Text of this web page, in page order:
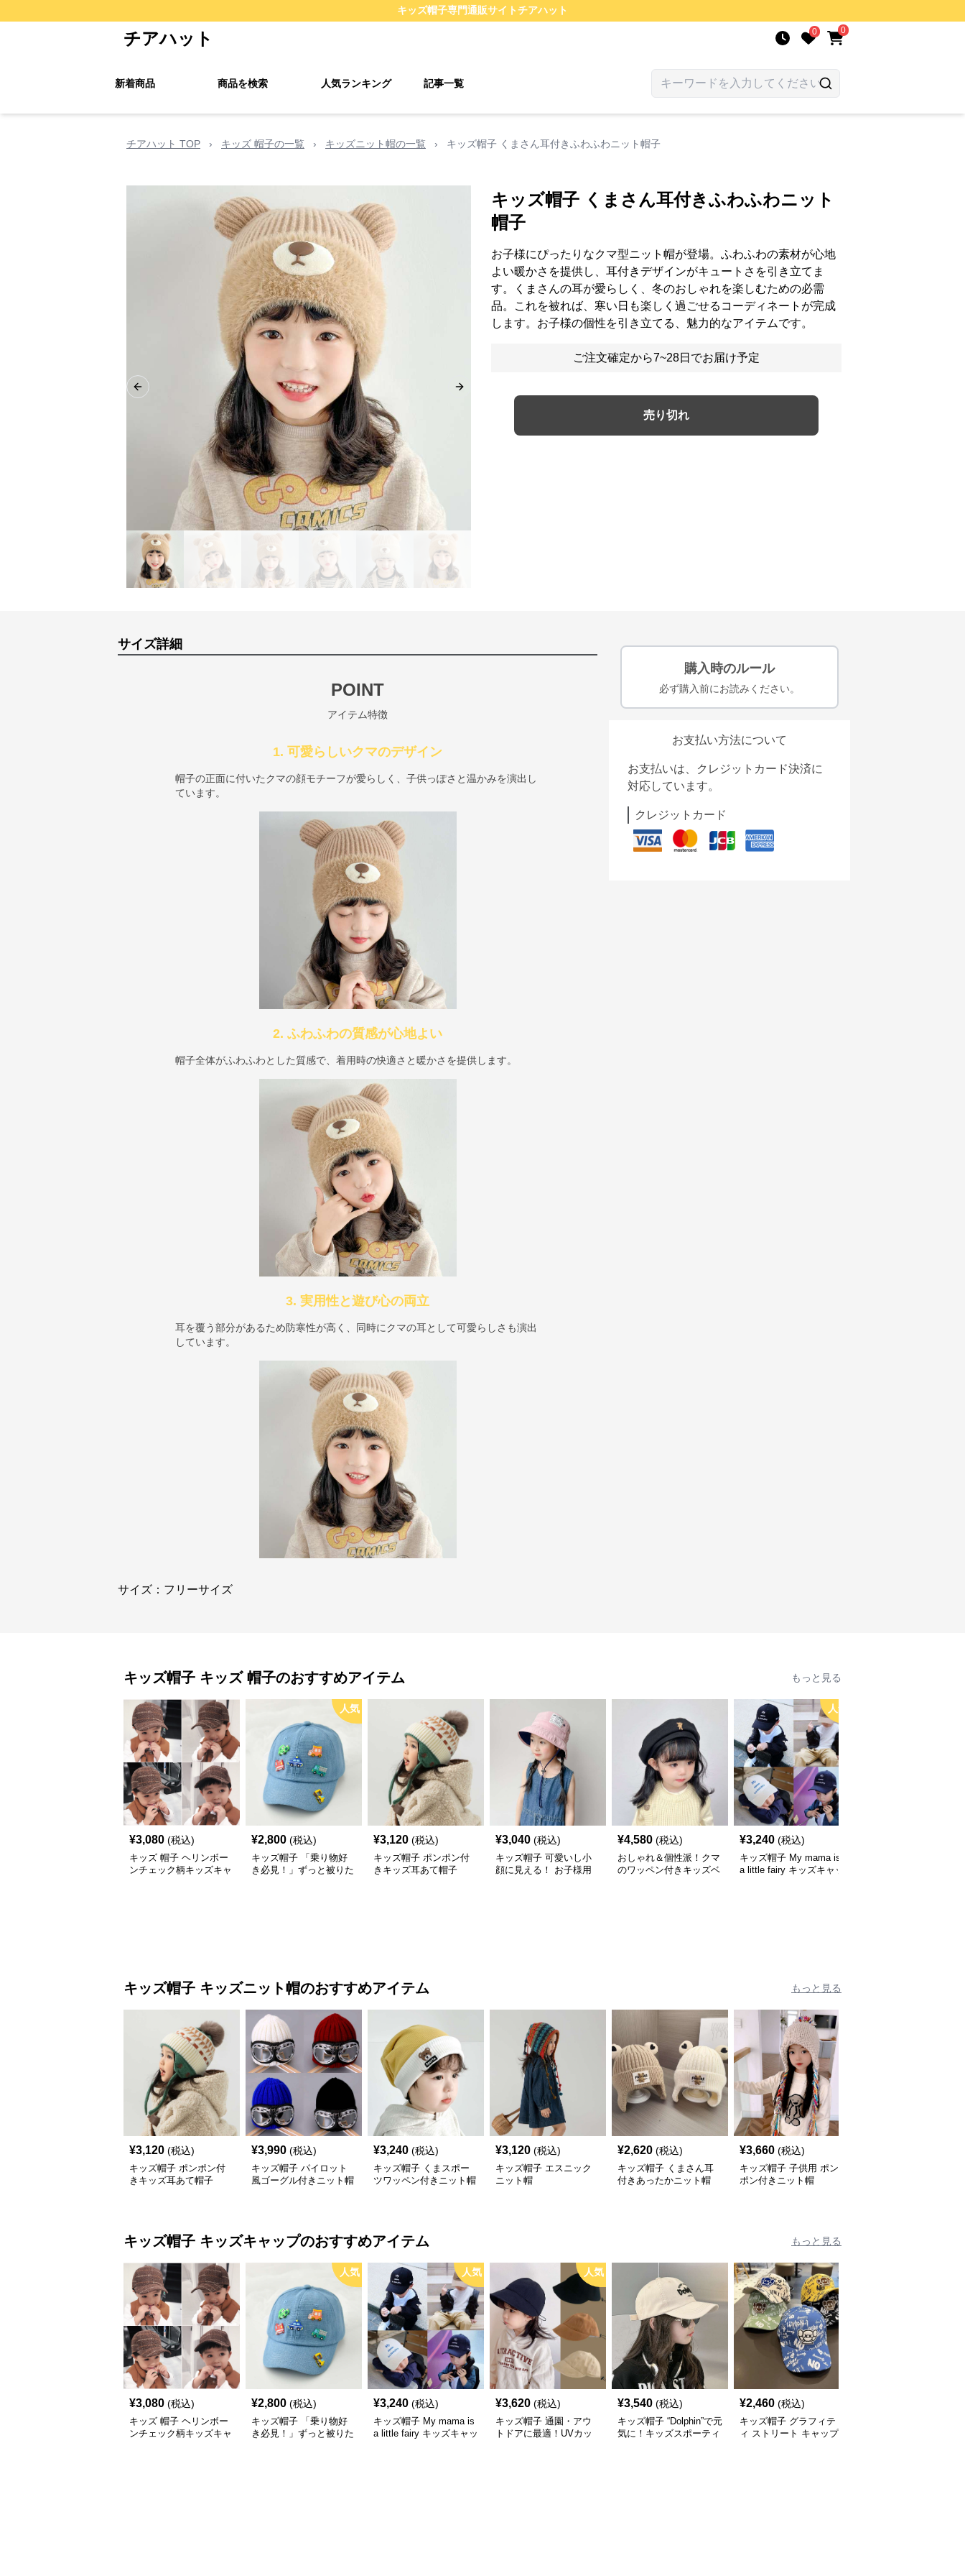
キッズ帽子専門通販サイトチアハット
チアハット 0 0
新着商品 商品を検索 人気ランキング 記事一覧
チアハット TOP › キッズ 帽子の一覧 › キッズニット帽の一覧 › キッズ帽子 くまさん耳付きふわふわニット帽子
Previous slide Next slide
キッズ帽子 くまさん耳付きふわふわニット
帽子
お子様にぴったりなクマ型ニット帽が登場。ふわふわの素材が心地
よい暖かさを提供し、耳付きデザインがキュートさを引き立てま
す。くまさんの耳が愛らしく、冬のおしゃれを楽しむための必需
品。これを被れば、寒い日も楽しく過ごせるコーディネートが完成
します。お子様の個性を引き立てる、魅力的なアイテムです。
ご注文確定から7~28日でお届け予定
売り切れ
サイズ詳細
POINT
アイテム特徴
1. 可愛らしいクマのデザイン
帽子の正面に付いたクマの顔モチーフが愛らしく、子供っぽさと温かみを演出し
ています。
2. ふわふわの質感が心地よい
帽子全体がふわふわとした質感で、着用時の快適さと暖かさを提供します。
3. 実用性と遊び心の両立
耳を覆う部分があるため防寒性が高く、同時にクマの耳として可愛らしさも演出
しています。
サイズ：フリーサイズ
購入時のルール
必ず購入前にお読みください。
お支払い方法について
お支払いは、クレジットカード決済に
対応しています。
クレジットカード
キッズ帽子 キッズ 帽子のおすすめアイテム もっと見る
¥3,080 (税込)
キッズ 帽子 ヘリンボー
ンチェック柄キッズキャ
人気
¥2,800 (税込)
キッズ帽子 「乗り物好
き必見！」ずっと被りた
¥3,120 (税込)
キッズ帽子 ポンポン付
きキッズ耳あて帽子
¥3,040 (税込)
キッズ帽子 可愛いし小
顔に見える！ お子様用
¥4,580 (税込)
おしゃれ＆個性派！クマ
のワッペン付きキッズベ
人気
¥3,240 (税込)
キッズ帽子 My mama is
a little fairy キッズキャッ
キッズ帽子 キッズニット帽のおすすめアイテム もっと見る
¥3,120 (税込)
キッズ帽子 ポンポン付
きキッズ耳あて帽子
¥3,990 (税込)
キッズ帽子 パイロット
風ゴーグル付きニット帽
¥3,240 (税込)
キッズ帽子 くまスポー
ツワッペン付きニット帽
¥3,120 (税込)
キッズ帽子 エスニック
ニット帽
¥2,620 (税込)
キッズ帽子 くまさん耳
付きあったかニット帽
¥3,660 (税込)
キッズ帽子 子供用 ポン
ポン付きニット帽
キッズ帽子 キッズキャップのおすすめアイテム もっと見る
¥3,080 (税込)
キッズ 帽子 ヘリンボー
ンチェック柄キッズキャ
人気
¥2,800 (税込)
キッズ帽子 「乗り物好
き必見！」ずっと被りた
人気
¥3,240 (税込)
キッズ帽子 My mama is
a little fairy キッズキャッ
人気
¥3,620 (税込)
キッズ帽子 通園・アウ
トドアに最適！UVカッ
¥3,540 (税込)
キッズ帽子 “Dolphin”で元
気に！キッズスポーティ
¥2,460 (税込)
キッズ帽子 グラフィテ
ィ ストリート キャップ